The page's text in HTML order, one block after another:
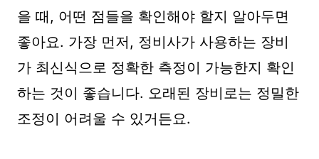
을 때, 어떤 점들을 확인해야 할지 알아두면
좋아요. 가장 먼저, 정비사가 사용하는 장비
가 최신식으로 정확한 측정이 가능한지 확인
하는 것이 좋습니다. 오래된 장비로는 정밀한
조정이 어려울 수 있거든요.